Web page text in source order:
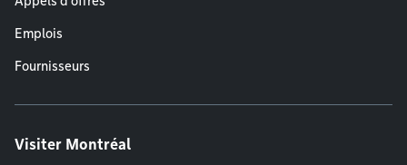
Emplois
Fournisseurs
Visiter Montréal